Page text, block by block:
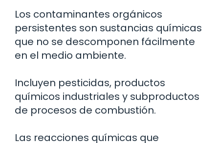
Los contaminantes orgánicos
persistentes son sustancias químicas
que no se descomponen fácilmente
en el medio ambiente.
Incluyen pesticidas, productos
químicos industriales y subproductos
de procesos de combustión.
Las reacciones químicas que